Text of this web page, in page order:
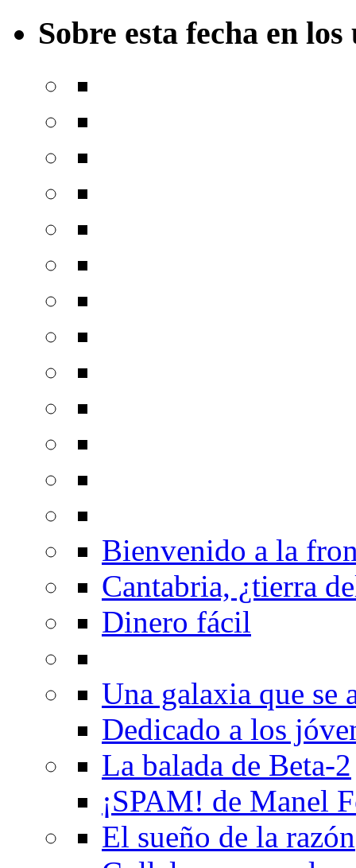
Sobre esta fecha en
Bienvenido a la
Cantabria, ¿tierra
Dinero fácil
Una galaxia que se
Dedicado a los
La balada de Beta-2
¡SPAM! de Manel
El sueño de la razón